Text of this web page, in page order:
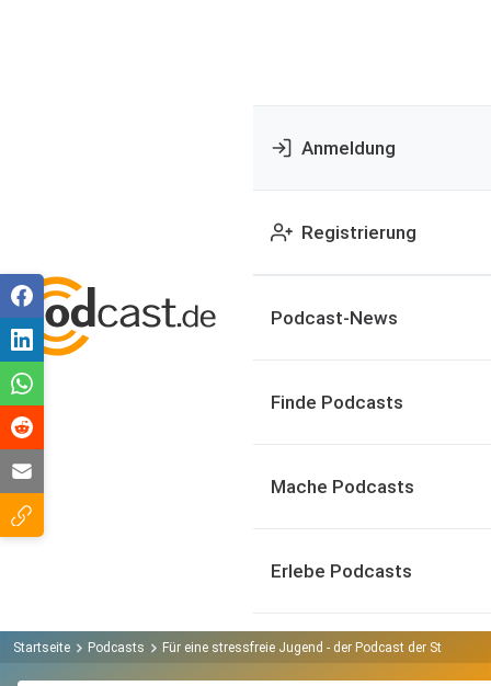
Anmeldung
Registrierung
Podcast-News
Finde Podcasts
Mache Podcasts
Erlebe Podcasts
Startseite Podcasts Für eine stressfreie Jugend - der Podcast der Steffen